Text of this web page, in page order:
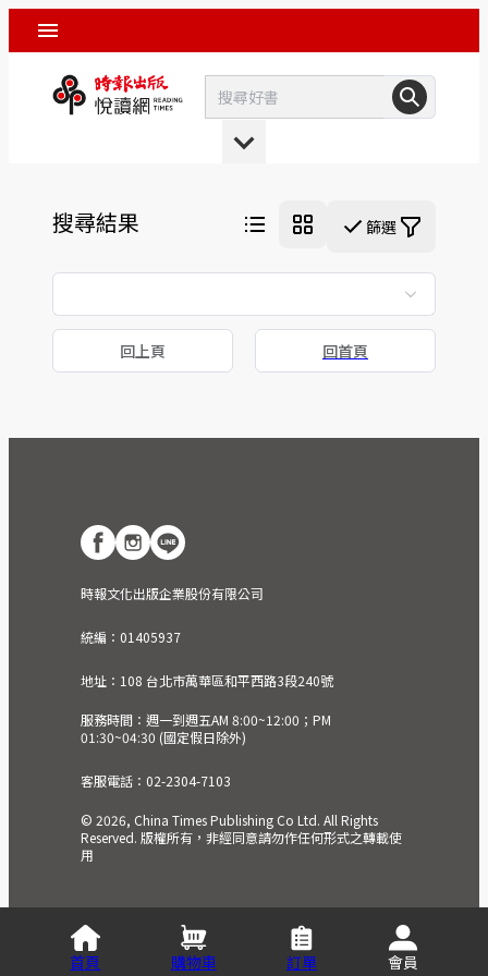
搜尋結果 篩選
回上頁 回首頁
時報文化出版企業股份有限公司
統編：01405937
地址：108 台北市萬華區和平西路3段240號
服務時間：週一到週五AM 8:00~12:00；PM
01:30~04:30 (國定假日除外)
客服電話：02-2304-7103
© 2026, China Times Publishing Co Ltd. All Rights
Reserved. 版權所有，非經同意請勿作任何形式之轉載使
用
首頁 購物車 訂單 會員